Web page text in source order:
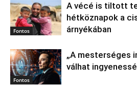
Fontos
A vécé is tiltott
hétköznapok a
árnyékában
Fontos
„A mesterséges
válhat